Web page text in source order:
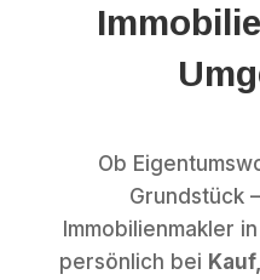
Ob
Grundstück
Immobilienmakler
persönlich bei